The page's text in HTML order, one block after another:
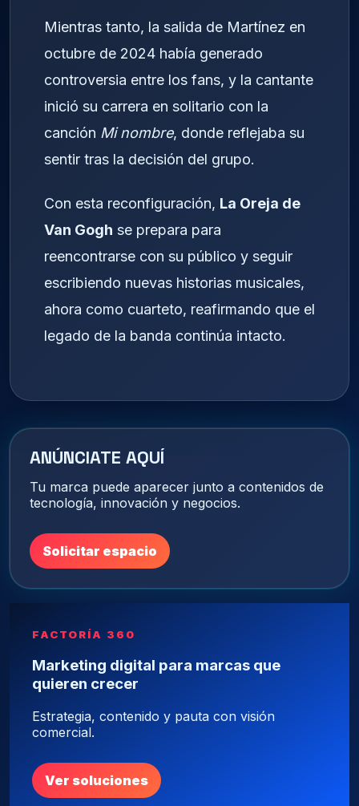
Mientras tanto, la salida de Martínez en
octubre de 2024 había generado
controversia entre los fans, y la cantante
inició su carrera en solitario con la
canción Mi nombre, donde reflejaba su
sentir tras la decisión del grupo.
Con esta reconfiguración, La Oreja de
Van Gogh se prepara para
reencontrarse con su público y seguir
escribiendo nuevas historias musicales,
ahora como cuarteto, reafirmando que el
legado de la banda continúa intacto.
ANÚNCIATE AQUÍ
Tu marca puede aparecer junto a contenidos de
tecnología, innovación y negocios.
Solicitar espacio
FACTORÍA 360
Marketing digital para marcas que
quieren crecer
Estrategia, contenido y pauta con visión
comercial.
Ver soluciones